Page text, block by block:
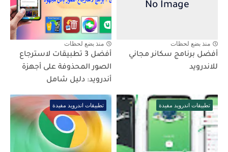
منذ بضع لحظات
أفضل برنامج سكانر مجاني
للاندرويد
منذ بضع لحظات
أفضل 3 تطبيقات لاسترجاع
الصور المحذوفة على أجهزة
أندرويد: دليل شامل
تطبيقات اندرويد مفيدة تطبيقات اندرويد مفيدة